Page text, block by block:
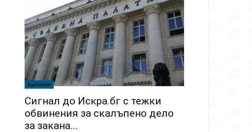
България
Сигнал до Искра.бг с тежки
обвинения за скалъпено дело
за закана...